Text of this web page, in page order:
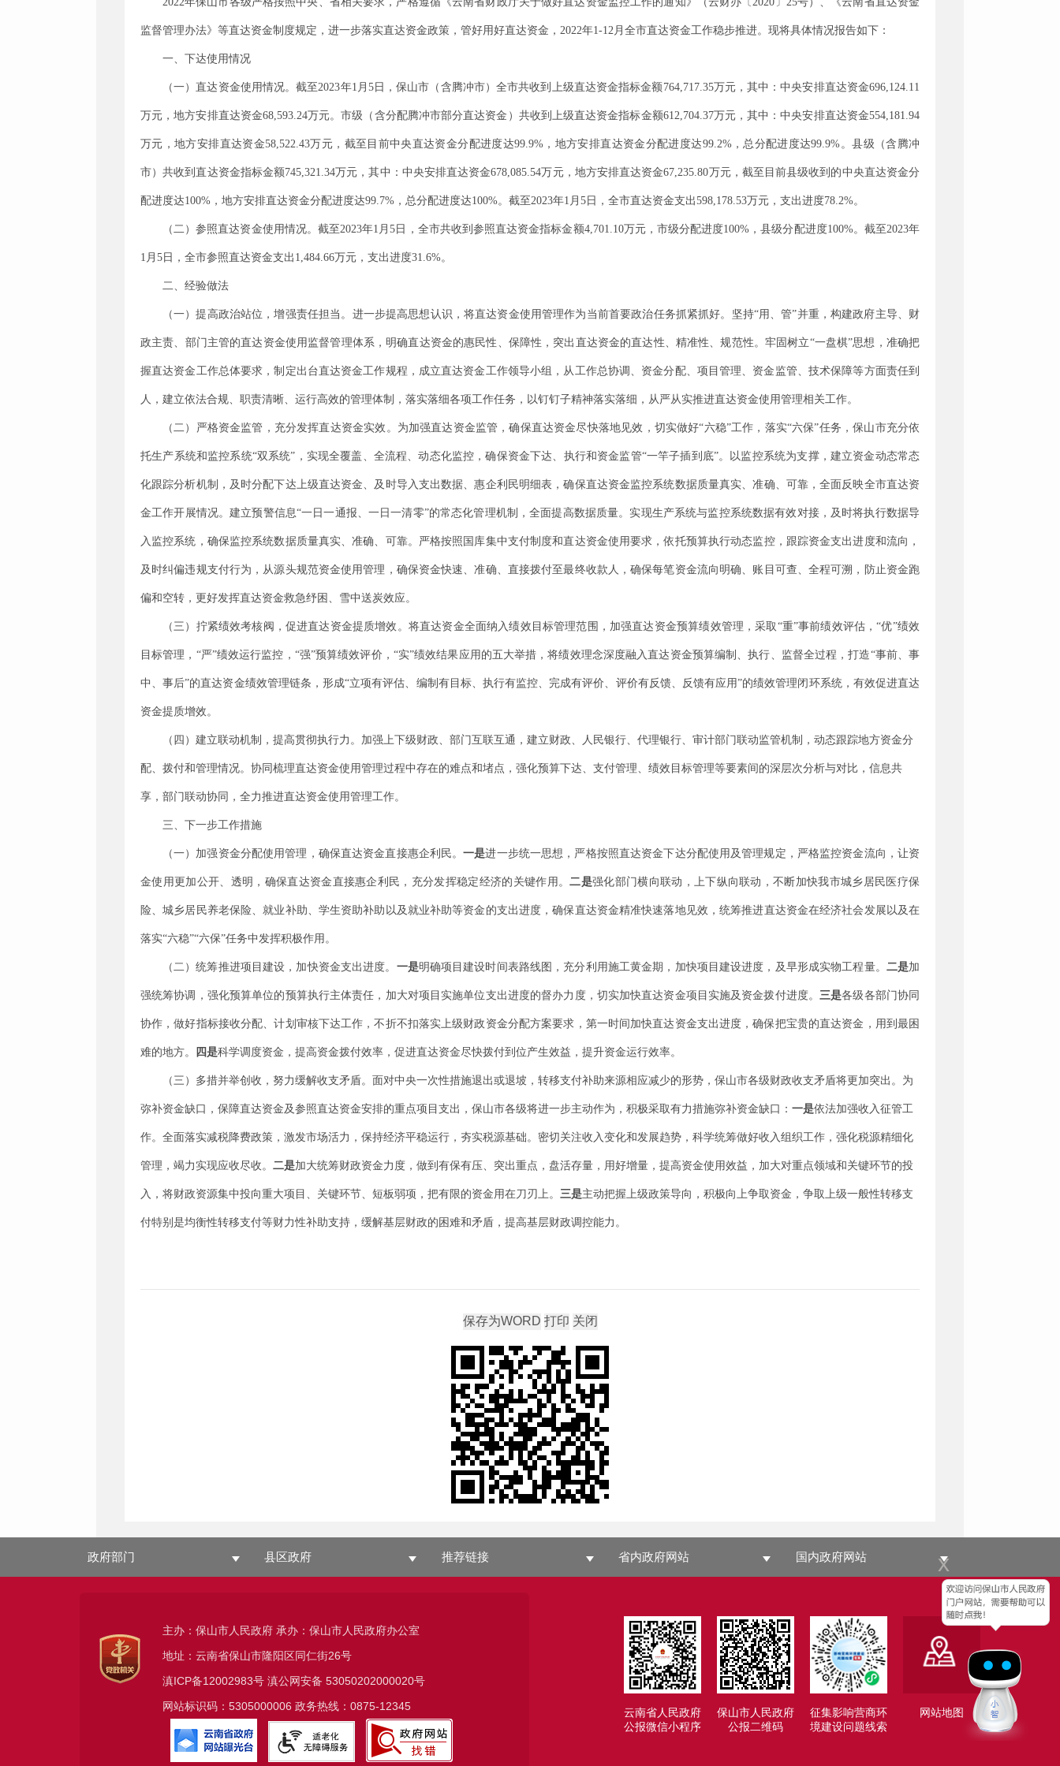
x
监督管理办法》 等直达资金制度规定，进一步落实直达资金政策，管好用好直达资金， 2022年1-12月全市直达资金工作稳步推进。现将具体情况报告如下：
一、 下达使用情况
（一）直达资金使用情况。截至2023年1 月 5日，保山市（含腾冲市）全市共收到上级直达资金指标金额 764,717.35万元，其中：中央安排直达资金696,124.11
万元，地方安排直达资金68,593.24万元。市级（含分配腾冲市部分直达资金）共收到上级直达资金指标金额612,704.37万元，其中：中央安排直达资金554,181.94
万元，地方安排直达资金58,522.43万元，截至目前中央直达资金分配进度达99.9% ，地方安排直达资金分配进度达99.2%，总分配进度达99.9%。县级（含腾冲
市）共收到直达资金指标金额745,321.34万元，其中：中央安排直达资金678,085.54万元，地方安排直达资金67,235.80万元，截至目前县级收到的中央直达资金分
配进度达100% ，地方安排直达资金分配进度达99.7% ，总分配进度达100%。截至2023年1 月 5 日，全市直达资金支出598,178.53万元，支出进度78.2%。
（二）参照直达资金使用情况。 截至2023年1 月5 日，全市共收到参照直达资金指标金额4,701.10万元，市级分配进度100% ，县级分配进度100%。截至2023年
1 月 5 日，全市参照直达资金支出 1,484.66万元，支出进度31.6%。
二、经验做法
（一）提高政治站位 ，增强责任担当。 进一步提高思想认识，将直达资金使用管理作为当前首要政治任务抓紧抓好。 坚持“用、管”并重，构建政府主导、财
政主责、部门主管的直达资金使用监督管理体系，明确直达资金的惠民性、保障性，突出直达资金的直达性、精准性、规范性。牢固树立“一盘棋”思想，准确把
握直达资金工作总体要求，制定出台直达资金工作规程，成立直达资金工作领导小组，从工作总协调、资金分配、项目管理、资金监管、技术保障等方面责任到
人，建立依法合规、职责清晰、运行高效的管理体制，落实落细各项工作任务，以钉钉子精神落实落细，从严从实推进直达资金使用管理相关工作。
（二）严格资金监管 ，充分发挥直达资金实效 。 为加强直达资金监管，确保直达资金尽快落地见效，切实做好“六稳”工作，落实“六保”任务，保山市充分依
托生产系统和监控系统“双系统”，实现全覆盖、全流程、动态化监控，确保资金下达、执行和资金监管“一竿子插到底”。以监控系统为支撑，建立资金动态常态
化跟踪分析机制， 及时分配下达上级直达资金、及时导入支出数据、惠企利民明细表，确保直达资金监控系统数据质量真实、准确、可靠，全面反映全市直达资
金工作开展情况。建立预警信息“一日一通报、一日一清零”的常态化管理机制，全面提高数据质量。 实现生产系统与监控系统数据有效对接，及时将执行数据导
入监控系统，确保监控系统数据质量真实、准确、可靠。严格按照国库集中支付制度和直达资金使用要求，依托预算执行动态监控， 跟踪资金支出进度和流向 ，
及时纠偏违规支付行为， 从源头规范资金使用管理，确保资金快速、准确、直接拨付至最终收款人，确保每笔资金流向明确、账目可查、全程可溯， 防止资金跑
偏和空转，更好发挥直达资金救急纾困、雪中送炭效应。
（三）拧紧绩效考核阀，促进直达资金提质增效。 将直达资金全面纳入绩效目标管理范围，加强直达资金预算绩效管理，采取 “重”事前绩效评估，“优”绩效
目标管理，“严”绩效运行监控，“强”预算绩效评价，“实”绩效结果应用的五大举措，将绩效理念深度融入直达资金预算编制、执行、监督全过程，打造“事前、事
中、事后”的直达资金绩效管理链条， 形成“立项有评估、编制有目标、执行有监控、完成有评价、评价有反馈、反馈有应用”的绩效管理闭环系统，有效促进直达
资金提质增效。
（四）建立联动机制，提高贯彻执行力。 加强上下级财政、部门互联互通，建立财政、人民银行、代理银行、审计部门联动监管机制，动态跟踪地方资金分
配、拨付和管理情况。协同梳理直达资金使用管理过程中存在的难点和堵点，强化预算下达、支付管理、绩效目标管理等要素间的深层次分析与对比，信息共
享， 部门联动协同，全力推进直达资金使用管理工作。
三、下一步工作措施
（一） 加强资金分配使用管理，确保直达资金直接惠企利民。一是进一步统一思想，严格按照直达资金下达分配使用及管理规定，严格监控资金流向，让资
金使用更加公开、透明，确保直达资金直接惠企利民，充分发挥稳定经济的关键作用。二是强化部门横向联动，上下纵向联动，不断加快我市城乡居民医疗保
险、城乡居民养老保险、就业补助、学生资助补助以及就业补助等资金的支出进度，确保直达资金精准快速落地见效，统筹推进直达资金在经济社会发展以及在
落实“六稳”“六保”任务中发挥积极作用。
（二）统筹推进项目建设，加快资金支出进度。 一是明确项目建设时间表路线图，充分利用施工黄金期，加快项目建设进度，及早形成实物工程量。 二是加
强统筹协调，强化预算单位的预算执行主体责任，加大对项目实施单位支出进度的督办力度，切实加快直达资金项目实施及资金拨付进度。三是各级各部门协同
协作，做好指标接收分配、计划审核下达工作，不折不扣落实上级财政资金分配方案要求，第一时间加快直达资金支出进度，确保把宝贵的直达资金，用到最困
难的地方。 四是科学调度资金，提高资金拨付效率，促进直达资金尽快拨付到位产生效益， 提升资金运行效率。
（三） 多措并举创收，努力缓解收支矛盾。 面对中央一次性措施退出或退坡，转移支付补助来源相应减少的形势，保山市各级财政收支矛盾将更加突出。为
弥补资金缺口，保障直达资金及参照直达资金安排的重点项目支出，保山市各级将进一步主动作为，积极采取有力措施弥补资金缺口： 一是依法加强收入征管工
作。全面落实减税降费政策，激发市场活力，保持经济平稳运行，夯实税源基础。密切关注收入变化和发展趋势，科学统筹做好收入组织工作，强化税源精细化
管理，竭力实现应收尽收。 二是加大统筹财政资金力度，做到有保有压、突出重点，盘活存量，用好增量，提高资金使用效益，加大对重点领域和关键环节的投
入，将财政资源集中投向重大项目、关键环节、短板弱项，把有限的资金用在刀刃上。 三是主动把握上级政策导向，积极向上争取资金，争取上级一般性转移支
付特别是均衡性转移支付等财力性补助支持，缓解基层财政的困难和矛盾，提高基层财政调控能力。
政府部门 县区政府 推荐链接 省内政府网站 国内政府网站
云南省人民政府
公报微信小程序
保山市人民政府
公报二维码
征集影响营商环
境建设问题线索
网站地图
主办：保山市人民政府 承办：保山市人民政府办公室
地址：云南省保山市隆阳区同仁街26号
滇ICP备12002983号滇公网安备 53050202000020号
网站标识码：5305000006 政务热线：0875-12345